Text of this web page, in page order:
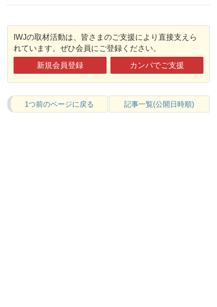
IWJの取材活動は、皆さまのご支援により直接支えら
れています。ぜひ会員にご登録ください。
新規会員登録 カンパでご支援
1つ前のページに戻る 記事一覧(公開日時順)